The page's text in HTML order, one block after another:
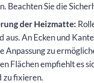
Beachten Sie die
der Heizmatte:
aus. An Ecken und
Anpassung zu
Flächen empfiehlt es
zu fixieren.